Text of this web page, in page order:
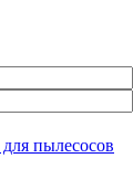
пылесосов